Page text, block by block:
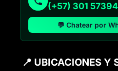
(+57) 301
💬 Chatear por
📍 UBICACIONES Y